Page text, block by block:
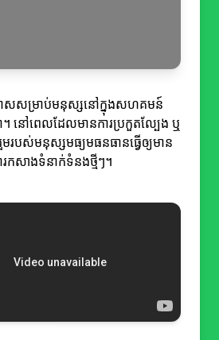
សសម្រាប់មនុស្សនៅក្នុងសហគមន៍
។ នៅពេលដែលមានការប្រកួតល្បែង ឬ
មរបស់មនុស្សមធ្យមធនធានធ្វើឲ្យមាន
សាងទំនាក់ទំនងថ្មីៗ។